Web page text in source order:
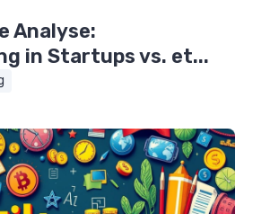
Analyse:
in Startups vs. et...